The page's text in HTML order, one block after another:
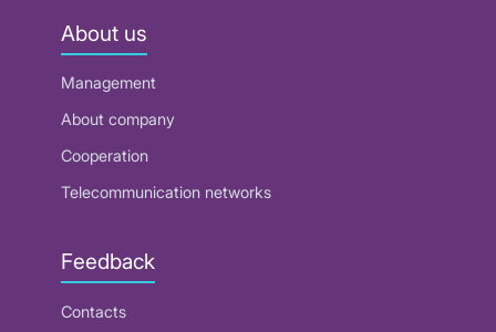
About us
Management
About company
Cooperation
Telecommunication networks
Feedback
Contacts